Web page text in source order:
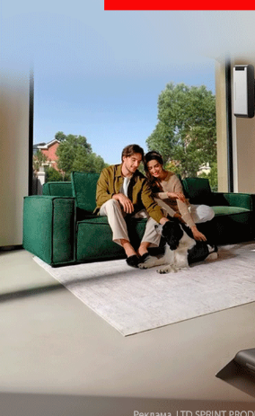
Мы знаем, вам есть что сказать!
оставить комментарий
Рекомендуем